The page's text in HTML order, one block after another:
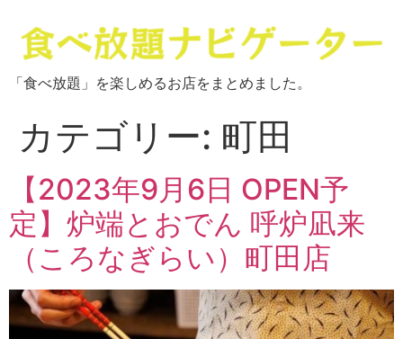
「食べ放題」を楽しめるお店をまとめました。
カテゴリー: 町田
【2023年9月6日 OPEN予
定】炉端とおでん 呼炉凪来
（ころなぎらい）町田店